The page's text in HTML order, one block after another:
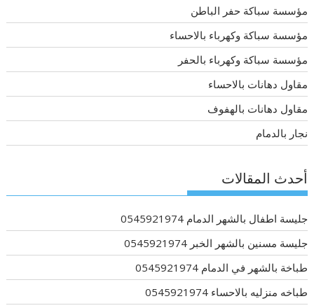
مؤسسة سباكة حفر الباطن
مؤسسة سباكة وكهرباء بالاحساء
مؤسسة سباكة وكهرباء بالحفر
مقاول دهانات بالاحساء
مقاول دهانات بالهفوف
نجار بالدمام
أحدث المقالات
جليسة اطفال بالشهر الدمام 0545921974
جليسة مسنين بالشهر الخبر 0545921974
طباخة بالشهر في الدمام 0545921974
طباخه منزليه بالاحساء 0545921974